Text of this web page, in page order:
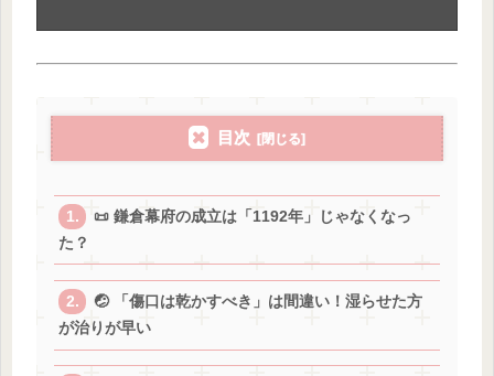
目次
📜 鎌倉幕府の成立は「1192年」じゃなくなっ
た？
🤕 「傷口は乾かすべき」は間違い！湿らせた方
が治りが早い